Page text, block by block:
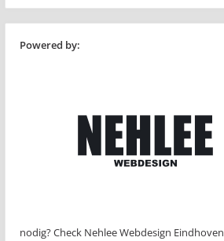
Powered by:
nodig? Check Nehlee Webdesign Eindhoven